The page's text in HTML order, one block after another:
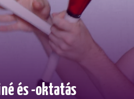
és -oktatás